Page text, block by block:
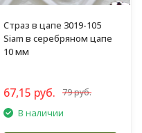
Страз в цапе 3019-105
Siam в серебряном цапе
10 мм
67,15 руб. 79 руб.
В наличии